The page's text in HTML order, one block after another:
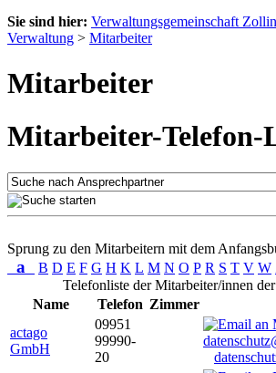
Sie sind hier: Verwaltungsgemeinschaft
Verwaltung > Mitarbeiter
Mitarbeiter
Mitarbeiter-Telefon-
Sprung zu den Mitarbeitern mit dem
a B D E F G H K L M N O P R S T V W
Telefonliste der Mitarbeiter/innen
Name
Telefon Zimmer
actago
GmbH
09951
99990-
20